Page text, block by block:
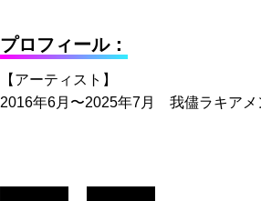
プロフィール：
【アーティスト】
2016年6月〜2025年7月 我儘ラキアメ